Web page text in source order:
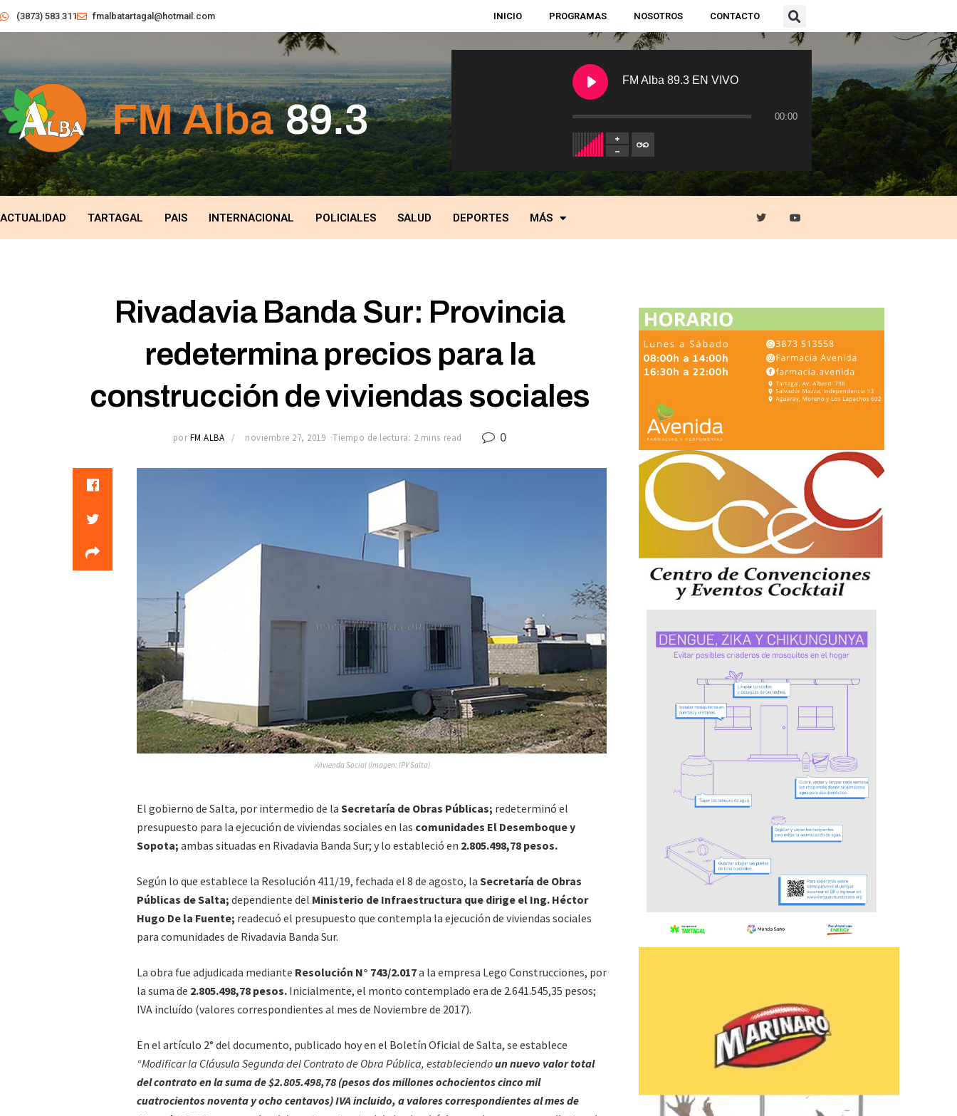
(3873) 583 311 fmalbatartagal@hotmail.com INICIO PROGRAMAS NOSOTROS CONTACTO
FM Alba 89.3 EN VIVO
00:00
ACTUALIDAD TARTAGAL PAIS INTERNACIONAL POLICIALES SALUD DEPORTES MÁS
Rivadavia Banda Sur: Provincia
redetermina precios para la
construcción de viviendas sociales
por FM ALBA noviembre 27, 2019 Tiempo de lectura: 2 mins read 0
»Vivienda Social (Imagen: IPV Salta)
El gobierno de Salta, por intermedio de la Secretaría de Obras Públicas; redeterminó el
presupuesto para la ejecución de viviendas sociales en las comunidades El Desemboque y
Sopota; ambas situadas en Rivadavia Banda Sur; y lo estableció en 2.805.498,78 pesos.
Según lo que establece la Resolución 411/19, fechada el 8 de agosto, la Secretaría de Obras
Públicas de Salta; dependiente del Ministerio de Infraestructura que dirige el Ing. Héctor
Hugo De la Fuente; readecuó el presupuesto que contempla la ejecución de viviendas sociales
para comunidades de Rivadavia Banda Sur.
La obra fue adjudicada mediante Resolución N° 743/2.017a la empresa Lego Construcciones, por
la suma de 2.805.498,78 pesos. Inicialmente, el monto contemplado era de 2.641.545,35 pesos;
IVA incluído (valores correspondientes al mes de Noviembre de 2017).
En el artículo 2° del documento, publicado hoy en el Boletín Oficial de Salta, se establece
“Modificar la Cláusula Segunda del Contrato de Obra Pública, estableciendoun nuevo valor total
del contrato en la suma de $2.805.498,78 (pesos dos millones ochocientos cinco mil
cuatrocientos noventa y ocho centavos) IVA incluido, a valores correspondientes al mes de